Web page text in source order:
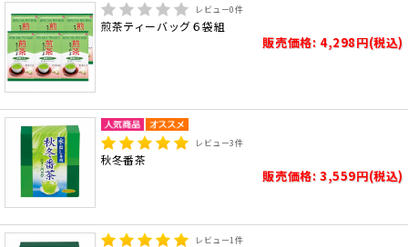
レビュー0件
煎茶ティーバッグ６袋組
販売価格: 4,298円(税込)
レビュー3件
秋冬番茶
販売価格: 3,559円(税込)
レビュー1件